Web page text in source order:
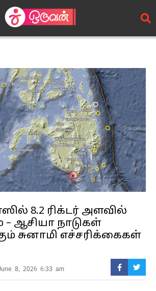
8.2 ரிக்டர் அளவில்
– ஆசியா நாடுகள்
சுனாமி எச்சரிக்கைகள்
8, 2026 6:33 am